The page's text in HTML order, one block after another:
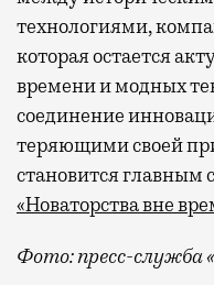
технологиями,
которая остается
времени и модных
соединение
теряющими своей
становится
«Новаторства вне
Фото: пресс-служба